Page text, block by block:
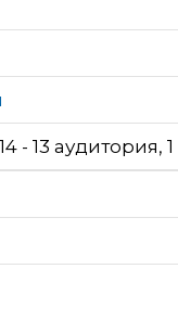
- 13 аудитория, 1